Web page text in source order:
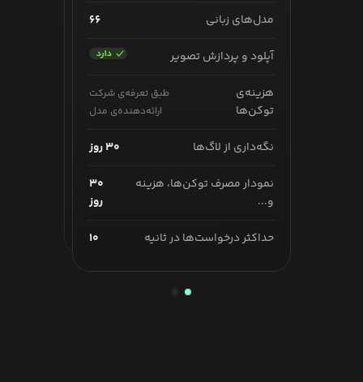
مدل‌های زبانی ۶۶
آپلود و پردازش تصویر
هزینه‌ی
توکن‌ها
طبق تعرفه‌ی شرکت
ارائه‌دهنده‌ی مدل
نگه‌داری از لاگ‌ها ۳۰ روز
نمودار مصرف توکن‌ها، هزینه
و...
۳۰
روز
حداکثر درخواست‌ها در ثانیه ۱۰
مدل‌های زبانی ۱۱۳
آپلود و پردازش تصویر
هزینه‌ی
توکن‌ها
طبق تعرفه‌ی شرکت
ارائه‌دهنده‌ی مدل
نگه‌داری از لاگ‌ها ۶۰ روز
و... روز